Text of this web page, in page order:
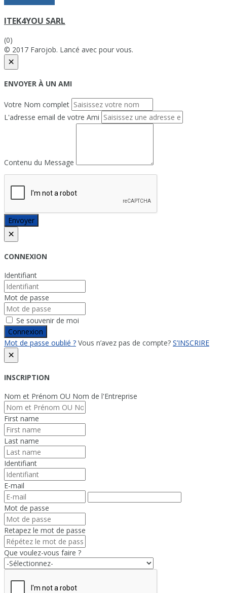
ITEK4YOU SARL
(0)
© 2017 Farojob. Lancé avec pour vous.
×
ENVOYER À UN AMI
Votre Nom complet
L'adresse email de votre Ami
Contenu du Message
Envoyer
×
CONNEXION
Identifiant
Mot de passe
Se souvenir de moi
Connexion
Mot de passe oublié ? Vous n’avez pas de compte? S’INSCRIRE
×
INSCRIPTION
Nom et Prénom OU Nom de l'Entreprise
First name
Last name
Identifiant
E-mail
Mot de passe
Retapez le mot de passe
Que voulez-vous faire ?